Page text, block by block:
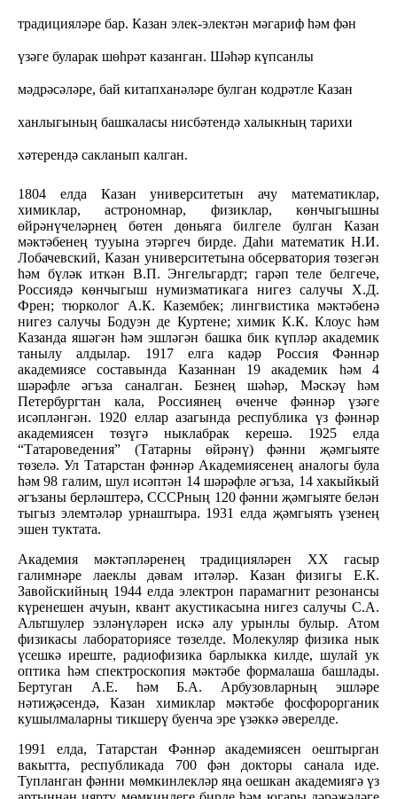
традицияләре бар. Казан элек-электән мәгариф һәм фән
үзәге буларак шөһрәт казанган. Шәһәр күпсанлы
мәдрәсәләре, бай китапханәләре булган кодрәтле Казан
ханлыгының башкаласы нисбәтендә халыкның тарихи
хәтерендә сакланып калган.
1804 елда Казан университетын ачу математиклар,
химиклар, астрономнар, физиклар, көнчыгышны
өйрәнүчеләрнең бөтен дөньяга билгеле булган Казан
мәктәбенең тууына этәргеч бирде. Даһи математик Н.И.
Лобачевский, Казан университетына обсерватория төзегән
һәм бүләк иткән В.П. Энгельгардт; гарәп теле белгече,
Россиядә көнчыгыш нумизматикага нигез салучы Х.Д.
Френ; тюрколог А.К. Казембек; лингвистика мәктәбенә
нигез салучы Бодуэн де Куртене; химик К.К. Клоус һәм
Казанда яшәгән һәм эшләгән башка бик күпләр академик
танылу алдылар. 1917 елга кадәр Россия Фәннәр
академиясе составында Казаннан 19 академик һәм 4
шәрәфле әгъза саналган. Безнең шәһәр, Мәскәү һәм
Петербургтан кала, Россиянең өченче фәннәр үзәге
исәпләнгән. 1920 еллар азагында республика үз фәннәр
академиясен төзүгә ныклабрак керешә. 1925 елда
“Татароведения” (Татарны өйрәнү) фәнни җәмгыяте
төзелә. Ул Татарстан фәннәр Академиясенең аналогы була
һәм 98 галим, шул исәптән 14 шәрәфле әгъза, 14 хакыйкый
әгъзаны берләштерә, СССРның 120 фәнни җәмгыяте белән
тыгыз элемтәләр урнаштыра. 1931 елда җәмгыять үзенең
эшен туктата.
Академия мәктәпләренең традицияләрен ХХ гасыр
галимнәре лаеклы дәвам итәләр. Казан физигы Е.К.
Завойскийның 1944 елда электрон парамагнит резонансы
күренешен ачуын, квант акустикасына нигез салучы С.А.
Альтшулер эзләнүләрен искә алу урынлы булыр. Атом
физикасы лабораториясе төзелде. Молекуляр физика нык
үсешкә иреште, радиофизика барлыкка килде, шулай ук
оптика һәм спектроскопия мәктәбе формалаша башлады.
Бертуган А.Е. һәм Б.А. Арбузовларның эшләре
нәтиҗәсендә, Казан химиклар мәктәбе фосфорорганик
кушылмаларны тикшерү буенча эре үзәккә әверелде.
1991 елда, Татарстан Фәннәр академиясен оештырган
вакытта, республикада 700 фән докторы санала иде.
Тупланган фәнни мөмкинлекләр яңа оешкан академиягә үз